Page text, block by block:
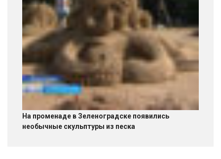
На променаде в Зеленоградске появились
необычные скульптуры из песка